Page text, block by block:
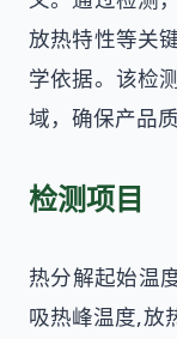
放热特性等关
学依据。该检
域，确保产品
检测项目
热分解起始温
吸热峰温度,放